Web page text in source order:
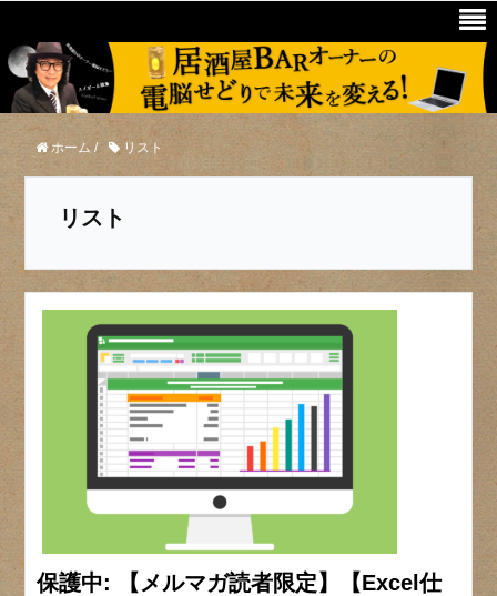
ホーム / リスト
リスト
保護中: 【メルマガ読者限定】【Excel仕